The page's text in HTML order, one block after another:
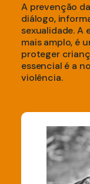
A prevenção
diálogo,
sexualidade. A
mais amplo, é
proteger
essencial é a
violência.